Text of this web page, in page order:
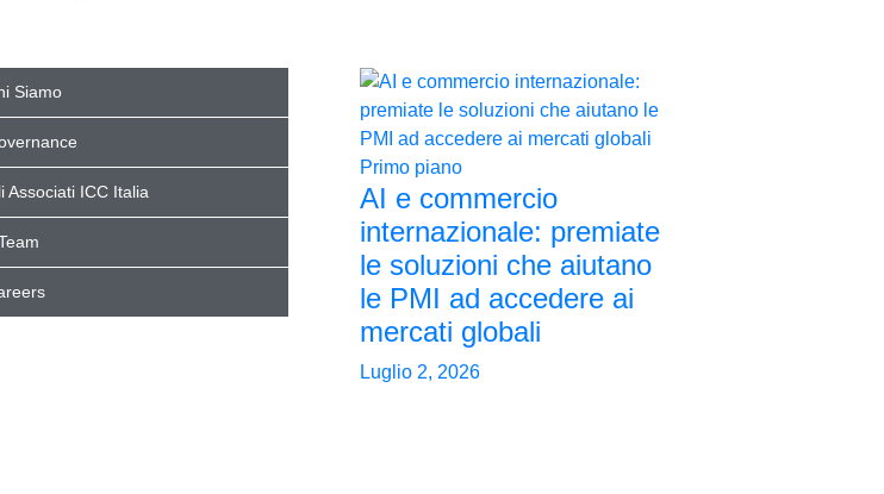
Siamo
Associati ICC Italia
Primo piano
AI e commercio
internazionale: premiate
le soluzioni che aiutano
le PMI ad accedere ai
mercati globali
Luglio 2, 2026